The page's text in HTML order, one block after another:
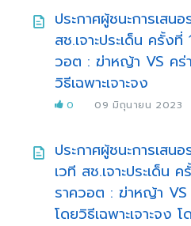
ประกาศผู้ชนะการเสน
สช.เจาะประเด็น ครั้ง
วอต : ฆ่าหญ้า VS คร่
วิธีเฉพาะเจาะจง
0 09 มิถุนายน 2023
ประกาศผู้ชนะการเสน
เวที สช.เจาะประเด็น
ราควอต : ฆ่าหญ้า
โดยวิธีเฉพาะเจาะจง โ